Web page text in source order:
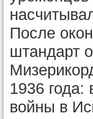
После
штандарт
1936 года:
войны в